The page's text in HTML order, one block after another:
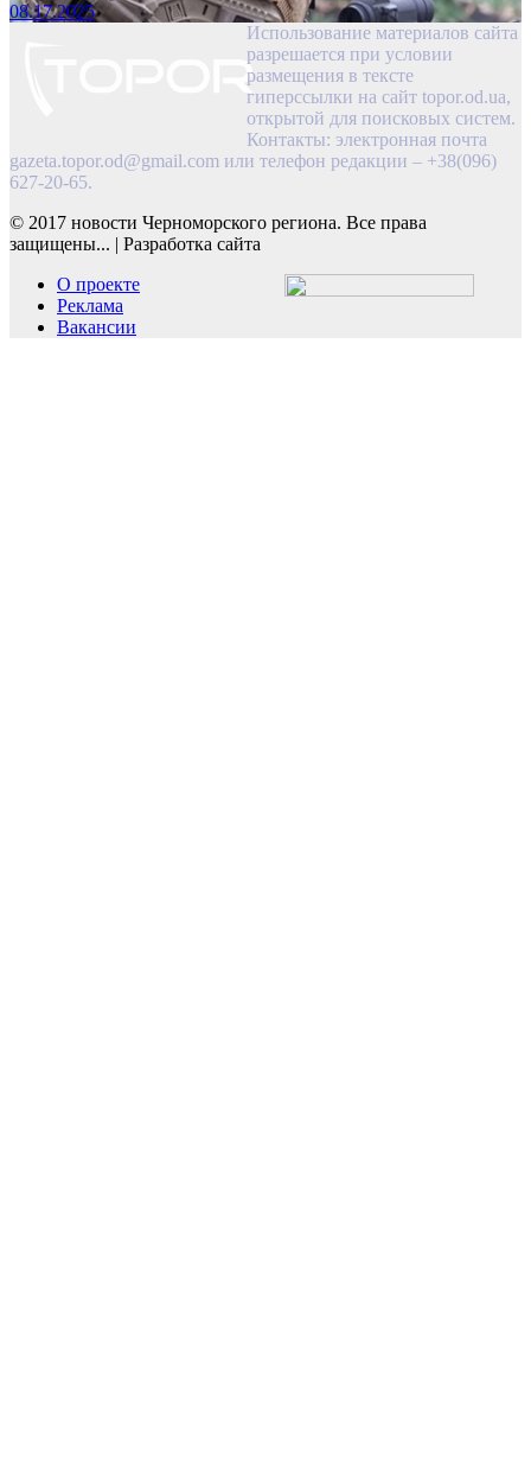
08.17.2025
Использование материалов сайта
разрешается при условии
размещения в тексте
гиперссылки на сайт topor.od.ua,
открытой для поисковых систем.
Контакты: электронная почта
gazeta.topor.od@gmail.com или телефон редакции – +38(096)
627-20-65.
© 2017 новости Черноморского региона. Все права
защищены... | Разработка сайта
О проекте
Реклама
Вакансии